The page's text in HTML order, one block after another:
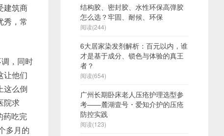
建筑商
秀，常
，同时
让他们
这么倒
院求
药吃完
多月的
结构胶、密封胶、水性环保高弹胶
怎么选？牢固、耐候、环保
阅读(244)
​6大居家染发剂解析：百元以内，谁
才是基于成分、锁色与体验的真王
者？
阅读(654)
广州长期卧床老人压疮护理选型参
考——麓湖壹号・爱知介护的压疮
防控实践
阅读(123)